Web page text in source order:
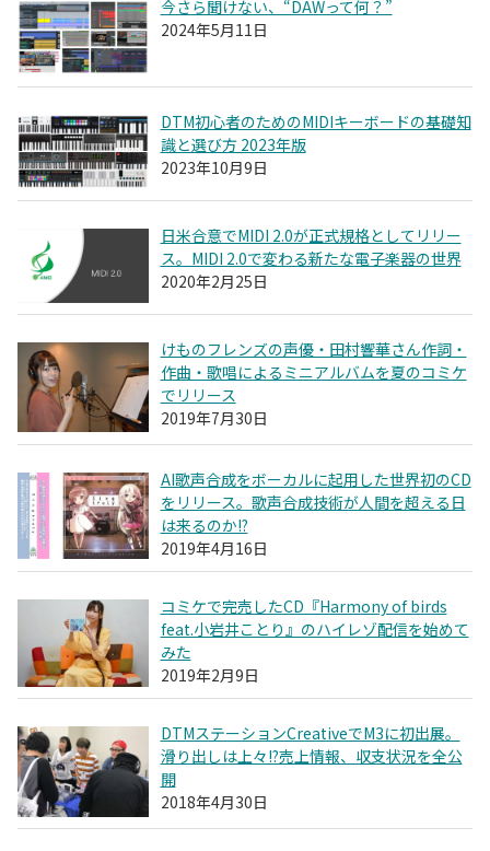
今さら聞けない、“DAWって何？”
2024年5月11日
DTM初心者のためのMIDIキーボードの基礎知
識と選び方 2023年版
2023年10月9日
日米合意でMIDI 2.0が正式規格としてリリー
ス。MIDI 2.0で変わる新たな電子楽器の世界
2020年2月25日
けものフレンズの声優・田村響華さん作詞・
作曲・歌唱によるミニアルバムを夏のコミケ
でリリース
2019年7月30日
AI歌声合成をボーカルに起用した世界初のCD
をリリース。歌声合成技術が人間を超える日
は来るのか!?
2019年4月16日
コミケで完売したCD『Harmony of birds
feat.小岩井ことり』のハイレゾ配信を始めて
みた
2019年2月9日
DTMステーションCreativeでM3に初出展。
滑り出しは上々!?売上情報、収支状況を全公
開
2018年4月30日